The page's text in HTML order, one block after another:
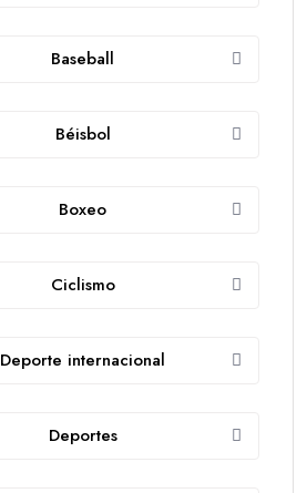
Baseball
Béisbol
Boxeo
Ciclismo
Deporte internacional
Deportes